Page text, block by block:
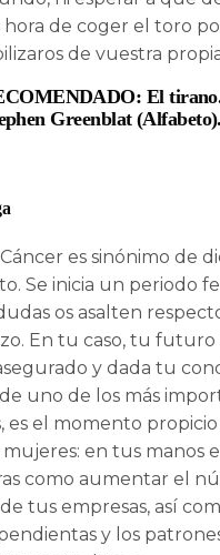
hora de coger el toro
de vuestra
El tirano.
Greenblat (Alfabeto).
es sinónimo de
Se inicia un periodo
os asalten
En tu caso, tu futuro
y dada tu
uno de los más
es el momento
mujeres: en tus manos
como aumentar el
tus empresas, así
y los